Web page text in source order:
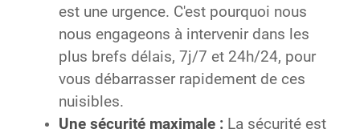
est une urgence. C'est pourquoi nous
nous engageons à intervenir dans les
plus brefs délais, 7j/7 et 24h/24, pour
vous débarrasser rapidement de ces
nuisibles.
Une sécurité maximale : La sécurité est